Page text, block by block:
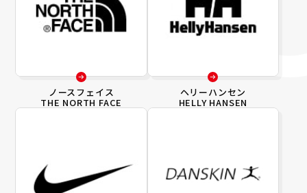
ノースフェイス
THE NORTH FACE
ヘリーハンセン
HELLY HANSEN